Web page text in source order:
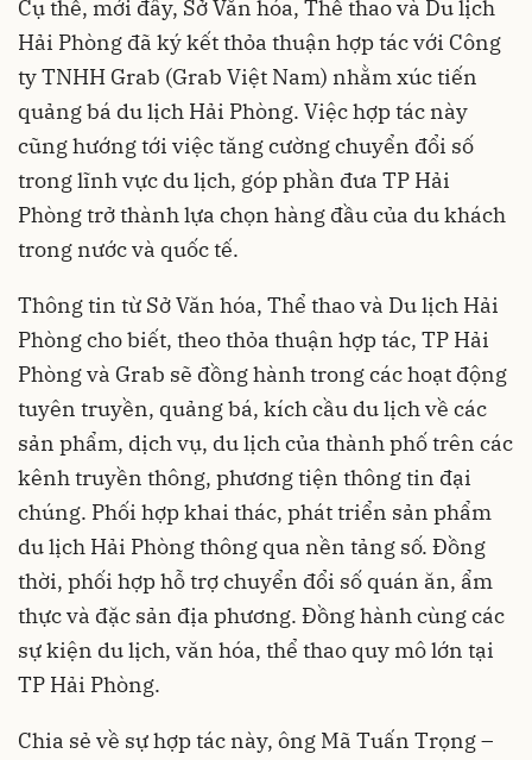
Cụ thể, mới đây, Sở Văn hóa, Thể thao và Du lịch
Hải Phòng đã ký kết thỏa thuận hợp tác với Công
ty TNHH Grab (Grab Việt Nam) nhằm xúc tiến
quảng bá du lịch Hải Phòng. Việc hợp tác này
cũng hướng tới việc tăng cường chuyển đổi số
trong lĩnh vực du lịch, góp phần đưa TP Hải
Phòng trở thành lựa chọn hàng đầu của du khách
trong nước và quốc tế.
Thông tin từ Sở Văn hóa, Thể thao và Du lịch Hải
Phòng cho biết, theo thỏa thuận hợp tác, TP Hải
Phòng và Grab sẽ đồng hành trong các hoạt động
tuyên truyền, quảng bá, kích cầu du lịch về các
sản phẩm, dịch vụ, du lịch của thành phố trên các
kênh truyền thông, phương tiện thông tin đại
chúng. Phối hợp khai thác, phát triển sản phẩm
du lịch Hải Phòng thông qua nền tảng số. Đồng
thời, phối hợp hỗ trợ chuyển đổi số quán ăn, ẩm
thực và đặc sản địa phương. Đồng hành cùng các
sự kiện du lịch, văn hóa, thể thao quy mô lớn tại
TP Hải Phòng.
Chia sẻ về sự hợp tác này, ông Mã Tuấn Trọng –